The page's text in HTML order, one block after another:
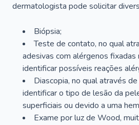
dermatologista pode solicitar
Biópsia;
Teste de contato, no qual
adesivas com alérgenos
identificar possíveis reações
Diascopia, no qual através
identificar o tipo de lesão da
superficiais ou devido a uma
Exame por luz de Wood,